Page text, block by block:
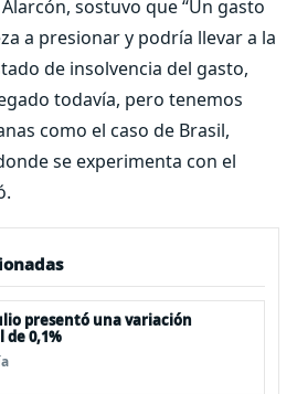
sostuvo que “Un gasto
a presionar y podría llevar a la
de insolvencia del gasto,
todavía, pero tenemos
como el caso de Brasil,
se experimenta con el
presentó una variación
de 0,1%